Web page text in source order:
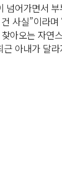
넘어가면서
사실”이라
아오는 자연
근 아내가 달